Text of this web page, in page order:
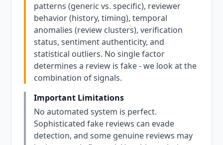
patterns (generic vs. specific), reviewer
behavior (history, timing), temporal
anomalies (review clusters), verification
status, sentiment authenticity, and
statistical outliers. No single factor
determines a review is fake - we look at the
combination of signals.
Important Limitations
No automated system is perfect.
Sophisticated fake reviews can evade
detection, and some genuine reviews may